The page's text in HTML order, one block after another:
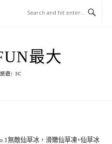
最大
遊| 3C
無敵仙草冰，滑嫩仙草凍+仙草冰